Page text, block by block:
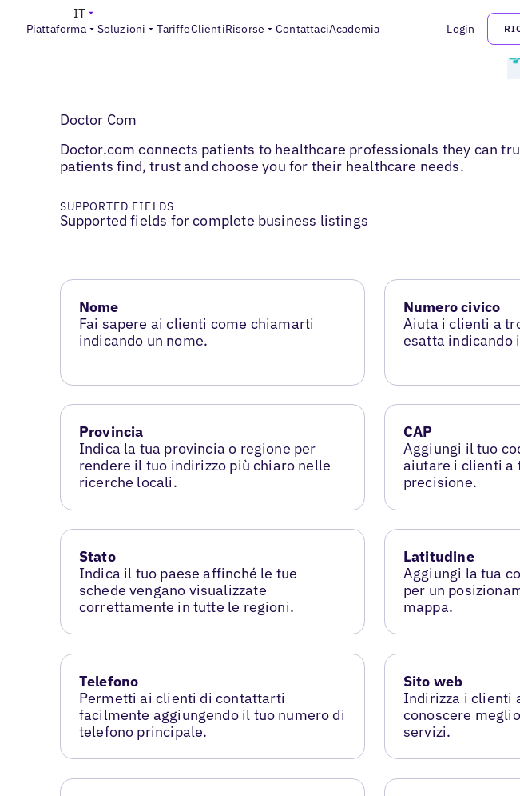
Piattaforma Soluzioni TariffeClientiRisorse ContattaciAcademia Login
IT
Doctor Com
Doctor.com connects patients to healthcare professionals they can
patients find, trust and choose you for their healthcare needs.
SUPPORTED FIELDS
Supported fields for complete business listings
Nome
Fai sapere ai clienti come chiamarti
indicando un nome.
Numero civico
Aiuta i clienti a
esatta indicando
Provincia
Indica la tua provincia o regione per
rendere il tuo indirizzo più chiaro nelle
ricerche locali.
CAP
Aggiungi il tuo
aiutare i clienti a
precisione.
Stato
Indica il tuo paese affinché le tue
schede vengano visualizzate
correttamente in tutte le regioni.
Latitudine
Aggiungi la tua
per un
mappa.
Telefono
Permetti ai clienti di contattarti
facilmente aggiungendo il tuo numero di
telefono principale.
Sito web
Indirizza i clienti
conoscere
servizi.